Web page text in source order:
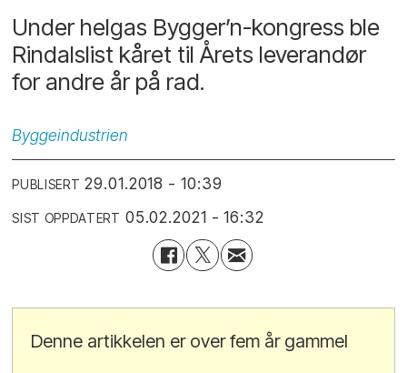
Under helgas Bygger’n-kongress ble
Rindalslist kåret til Årets leverandør
for andre år på rad.
Byggeindustrien
PUBLISERT 29.01.2018 - 10:39
SIST OPPDATERT 05.02.2021 - 16:32
Denne artikkelen er over fem år gammel